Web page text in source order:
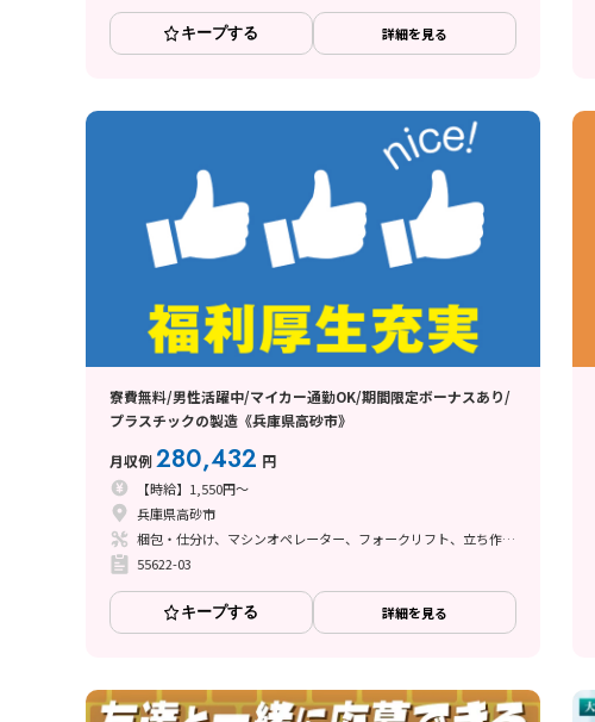
キープする 詳細を見る
寮費無料/男性活躍中/マイカー通勤OK/期間限定ボーナスあり/
プラスチックの製造《兵庫県高砂市》
月収例280,432 円
【時給】1,550円～
兵庫県高砂市
梱包・仕分け、マシンオペレーター、フォークリフト、立ち作業、その他
55622-03
キープする 詳細を見る